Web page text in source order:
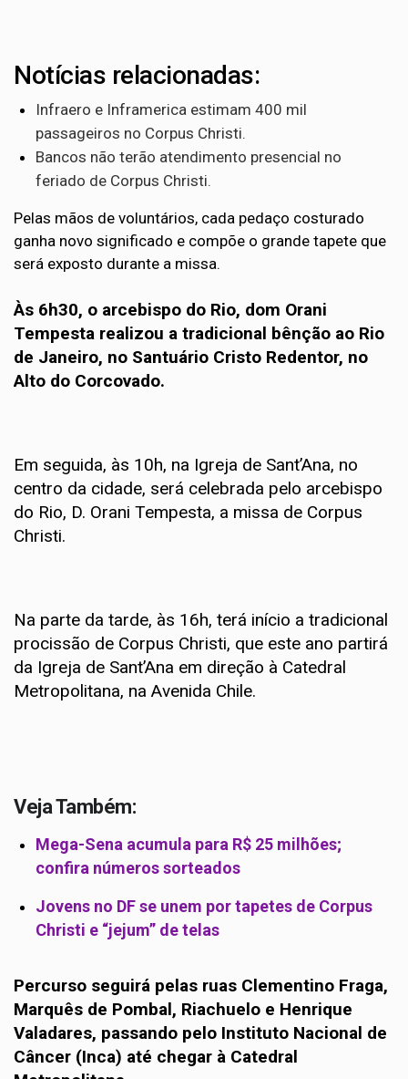
Notícias relacionadas:
Infraero e Inframerica estimam 400 mil
passageiros no Corpus Christi.
Bancos não terão atendimento presencial no
feriado de Corpus Christi.
Pelas mãos de voluntários, cada pedaço costurado
ganha novo significado e compõe o grande tapete que
será exposto durante a missa.
Às 6h30, o arcebispo do Rio, dom Orani
Tempesta realizou a tradicional bênção ao Rio
de Janeiro, no Santuário Cristo Redentor, no
Alto do Corcovado.
Em seguida, às 10h, na Igreja de Sant’Ana, no
centro da cidade, será celebrada pelo arcebispo
do Rio, D. Orani Tempesta, a missa de Corpus
Christi.
Na parte da tarde, às 16h, terá início a tradicional
procissão de Corpus Christi, que este ano partirá
da Igreja de Sant’Ana em direção à Catedral
Metropolitana, na Avenida Chile.
Veja Também:
Mega-Sena acumula para R$ 25 milhões;
confira números sorteados
Jovens no DF se unem por tapetes de Corpus
Christi e “jejum” de telas
Percurso seguirá pelas ruas Clementino Fraga,
Marquês de Pombal, Riachuelo e Henrique
Valadares, passando pelo Instituto Nacional de
Câncer (Inca) até chegar à Catedral